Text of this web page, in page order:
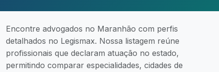
Encontre advogados no Maranhão com perfis
detalhados no Legismax. Nossa listagem reúne
profissionais que declaram atuação no estado,
permitindo comparar especialidades, cidades de